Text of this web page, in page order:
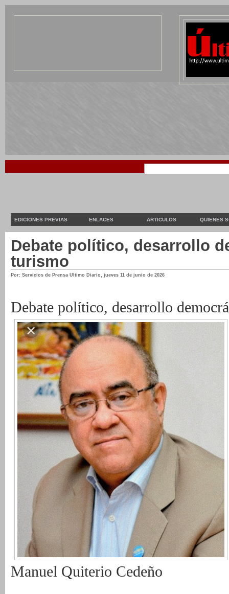
EDICIONES PREVIAS ENLACES ARTICULOS QUIENES
Debate político, desarrollo
turismo
Por: Servicios de Prensa Ultimo Diario, jueves 11 de junio de 2026
Debate político, desarrollo
Manuel Quiterio Cedeño